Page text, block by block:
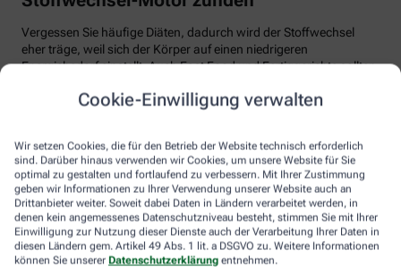
Cookie-Einwilligung verwalten
Wir setzen Cookies, die für den Betrieb der Website technisch erforderlich
sind. Darüber hinaus verwenden wir Cookies, um unsere Website für Sie
optimal zu gestalten und fortlaufend zu verbessern. Mit Ihrer Zustimmung
geben wir Informationen zu Ihrer Verwendung unserer Website auch an
Drittanbieter weiter. Soweit dabei Daten in Ländern verarbeitet werden, in
denen kein angemessenes Datenschutzniveau besteht, stimmen Sie mit Ihrer
Einwilligung zur Nutzung dieser Dienste auch der Verarbeitung Ihrer Daten in
diesen Ländern gem. Artikel 49 Abs. 1 lit. a DSGVO zu. Weitere Informationen
können Sie unserer Datenschutzerklärung entnehmen.
Vergessen Sie häufige Diäten, dadurch wird der Stoffwechsel
eher träge, weil sich der Körper auf einen niedrigeren
Energiebedarf einstellt. Auch Fast Food und Fertiggerichte sollten
Körper bei der Verarbeitung von hochverarbeiteten Lebensmitteln
Tim Hollstein rät zu einer proteinreichen Ernährung (Vorsicht bei
Vorerkrankungen wie Nierenleiden!). Denn Proteine sind nicht nur
gut für den Muskelaufbau, der Körper benötigt auch viel Energie,
um Eiweiß abzubauen. Das regt den Stoffwechsel an. Proteine
stecken vor allem in magerem Fleisch, Fisch und Milchprodukten
wie Quark und Skyr. Auch sogenannte thermogene Lebensmittel
wie Chilis oder Ingwer können das braune Fettgewebe aktivieren
und den Energieverbrauch erhöhen.